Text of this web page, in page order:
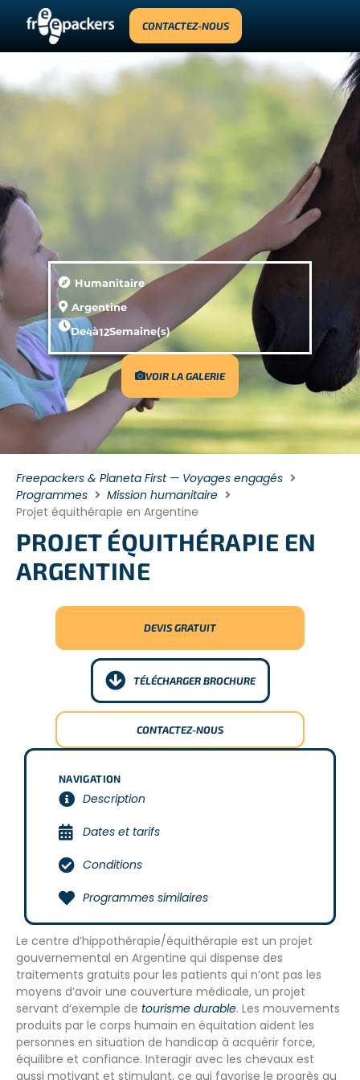
CONTACTEZ-NOUS
Humanitaire
Argentine
De4à12Semaine(s)
VOIR LA GALERIE
Freepackers & Planeta First — Voyages engagés
Programmes
Mission humanitaire
Projet équithérapie en Argentine
PROJET ÉQUITHÉRAPIE EN
ARGENTINE
DEVIS GRATUIT
TÉLÉCHARGER BROCHURE
CONTACTEZ-NOUS
NAVIGATION
Description
Dates et tarifs
Conditions
Programmes similaires
Le centre d’hippothérapie/équithérapie est un projet
gouvernemental en Argentine qui dispense des
traitements gratuits pour les patients qui n’ont pas les
moyens d’avoir une couverture médicale, un projet
servant d’exemple de tourisme durable. Les mouvements
produits par le corps humain en équitation aident les
personnes en situation de handicap à acquérir force,
équilibre et confiance. Interagir avec les chevaux est
aussi motivant et stimulant, ce qui favorise le progrès au